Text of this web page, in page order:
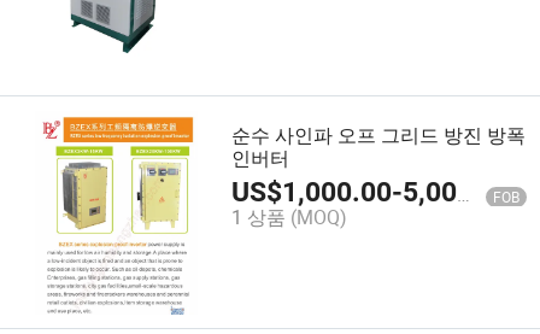
순수 사인파 오프 그리드 방진 방폭
인버터
US$1,000.00-5,000.00 FOB
1 상품 (MOQ)